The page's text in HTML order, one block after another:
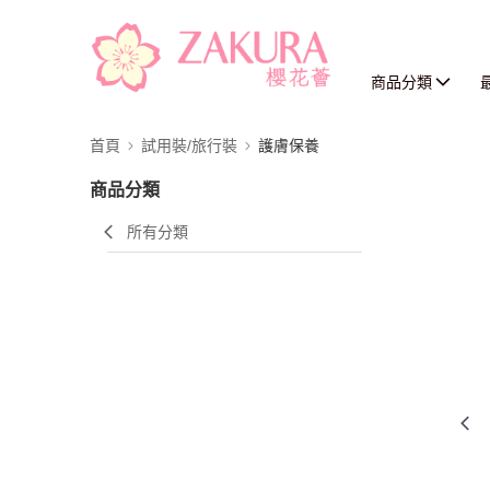
商品分類
首頁 試用裝/旅行裝 護膚保養
商品分類
所有分類